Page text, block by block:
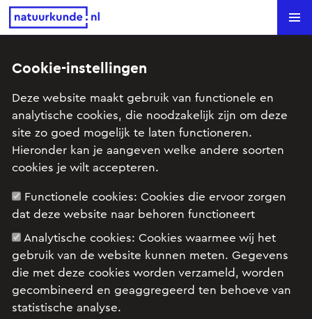
Natuurkunde.nl Search
Kingda Ka (VWO, 2010-I, opg.1)
Onderwerp: Arbeid en energie, Kracht en beweging,
Rechtlijnige beweging
Examenopgave VWO, 2010 tijdvak 1, opgave 1:
Kingda Ka
Cookie-instellingen
Deze website maakt gebruik van functionele en
analytische cookies, die noodzakelijk zijn om deze
site zo goed mogelijk te laten functioneren.
Hieronder kan je aangeven welke andere soorten
cookies je wilt accepteren.
Functionele cookies: Cookies die ervoor zorgen
dat deze website naar behoren functioneert
Analytische cookies: Cookies waarmee wij het
gebruik van de website kunnen meten. Gegevens
die met deze cookies worden verzameld, worden
gecombineerd en geaggregeerd ten behoeve van
statistische analyse.